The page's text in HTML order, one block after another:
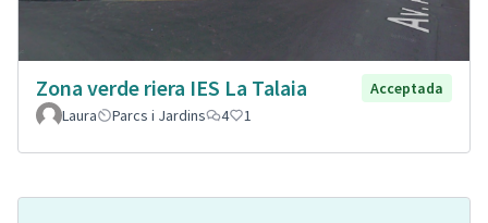
Zona verde riera IES La Talaia
Acceptada
Laura
Parcs i Jardins 4 1